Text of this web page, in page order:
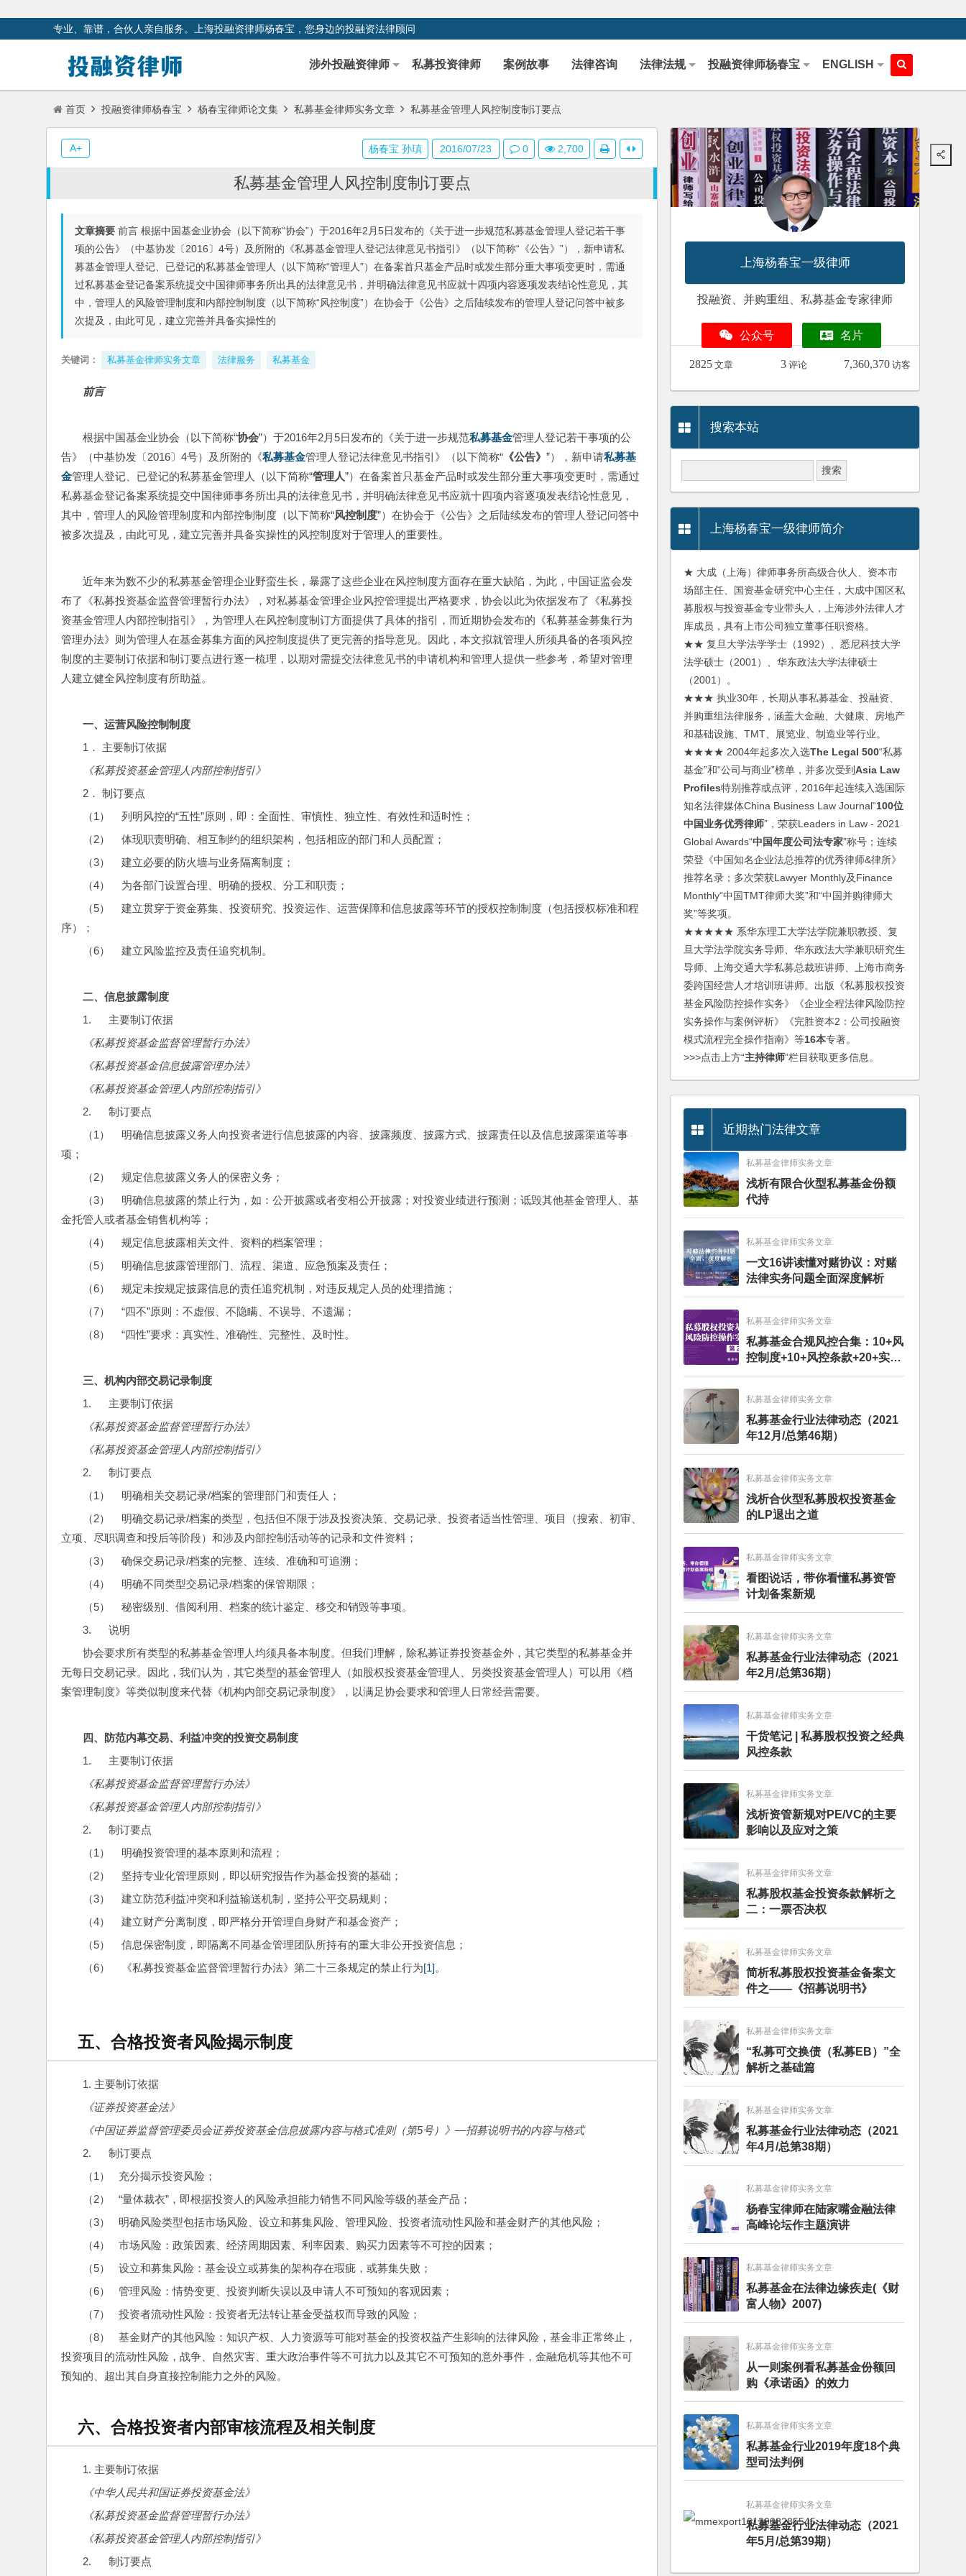
专业、靠谱，合伙人亲自服务。上海投融资律师杨春宝，您身边的投融资法律顾问
涉外投融资律师 私募投资律师 案例故事 法律咨询 法律法规 投融资律师杨春宝 ENGLISH
首页 投融资律师杨春宝 杨春宝律师论文集 私募基金律师实务文章 私募基金管理人风控制度制订要点
私募基金管理人风控制度制订要点
文章摘要 前言 根据中国基金业协会（以下简称“协会”）于2016年2月5日发布的《关于进一步规范私募基金管理人登记若干事
项的公告》（中基协发〔2016〕4号）及所附的《私募基金管理人登记法律意见书指引》（以下简称“《公告》”），新申请私
募基金管理人登记、已登记的私募基金管理人（以下简称“管理人”）在备案首只基金产品时或发生部分重大事项变更时，需通
过私募基金登记备案系统提交中国律师事务所出具的法律意见书，并明确法律意见书应就十四项内容逐项发表结论性意见，其
中，管理人的风险管理制度和内部控制制度（以下简称“风控制度”）在协会于《公告》之后陆续发布的管理人登记问答中被多
次提及，由此可见，建立完善并具备实操性的
关键词： 私募基金律师实务文章 法律服务 私募基金
前言
根据中国基金业协会（以下简称“协会”）于2016年2月5日发布的《关于进一步规范私募基金管理人登记若干事项的公
告》（中基协发〔2016〕4号）及所附的《私募基金管理人登记法律意见书指引》（以下简称“ 《公告》 ”），新申请私募基
金管理人登记、已登记的私募基金管理人（以下简称“管理人”）在备案首只基金产品时或发生部分重大事项变更时，需通过
私募基金登记备案系统提交中国律师事务所出具的法律意见书，并明确法律意见书应就十四项内容逐项发表结论性意见，
其中，管理人的风险管理制度和内部控制制度（以下简称“风控制度”）在协会于《公告》之后陆续发布的管理人登记问答中
被多次提及，由此可见，建立完善并具备实操性的风控制度对于管理人的重要性。
近年来为数不少的私募基金管理企业野蛮生长，暴露了这些企业在风控制度方面存在重大缺陷，为此，中国证监会发
布了《私募投资基金监督管理暂行办法》，对私募基金管理企业风控管理提出严格要求，协会以此为依据发布了《私募投
资基金管理人内部控制指引》，为管理人在风控制度制订方面提供了具体的指引，而近期协会发布的《私募基金募集行为
管理办法》则为管理人在基金募集方面的风控制度提供了更完善的指导意见。因此，本文拟就管理人所须具备的各项风控
制度的主要制订依据和制订要点进行逐一梳理，以期对需提交法律意见书的申请机构和管理人提供一些参考，希望对管理
人建立健全风控制度有所助益。
一、 运营风险控制制度
1． 主要制订依据
《私募投资基金管理人内部控制指引》
2． 制订要点
（1）    列明风控的“五性”原则，即：全面性、审慎性、独立性、有效性和适时性；
（2）    体现职责明确、相互制约的组织架构，包括相应的部门和人员配置；
（3）    建立必要的防火墙与业务隔离制度；
（4）    为各部门设置合理、明确的授权、分工和职责；
（5）    建立贯穿于资金募集、投资研究、投资运作、运营保障和信息披露等环节的授权控制制度（包括授权标准和程
序）；
（6）    建立风险监控及责任追究机制。
二、 信息披露制度
1.      主要制订依据
《私募投资基金监督管理暂行办法》
《私募投资基金信息披露管理办法》
《私募投资基金管理人内部控制指引》
2.      制订要点
（1）    明确信息披露义务人向投资者进行信息披露的内容、披露频度、披露方式、披露责任以及信息披露渠道等事
项；
（2）    规定信息披露义务人的保密义务；
（3）    明确信息披露的禁止行为，如：公开披露或者变相公开披露；对投资业绩进行预测；诋毁其他基金管理人、基
金托管人或者基金销售机构等；
（4）    规定信息披露相关文件、资料的档案管理；
（5）    明确信息披露管理部门、流程、渠道、应急预案及责任；
（6）    规定未按规定披露信息的责任追究机制，对违反规定人员的处理措施；
（7）    “四不”原则：不虚假、不隐瞒、不误导、不遗漏；
（8）    “四性”要求：真实性、准确性、完整性、及时性。
三、 机构内部交易记录制度
1.      主要制订依据
《私募投资基金监督管理暂行办法》
《私募投资基金管理人内部控制指引》
2.      制订要点
（1）    明确相关交易记录/档案的管理部门和责任人；
（2）    明确交易记录/档案的类型，包括但不限于涉及投资决策、交易记录、投资者适当性管理、项目（搜索、初审、
立项、尽职调查和投后等阶段）和涉及内部控制活动等的记录和文件资料；
（3）    确保交易记录/档案的完整、连续、准确和可追溯；
（4）    明确不同类型交易记录/档案的保管期限；
（5）    秘密级别、借阅利用、档案的统计鉴定、移交和销毁等事项。
3.      说明
协会要求所有类型的私募基金管理人均须具备本制度。但我们理解，除私募证券投资基金外，其它类型的私募基金并
无每日交易记录。因此，我们认为，其它类型的基金管理人（如股权投资基金管理人、另类投资基金管理人）可以用《档
案管理制度》等类似制度来代替《机构内部交易记录制度》，以满足协会要求和管理人日常经营需要。
四、
防范内幕交易、利益冲突的投资交易制度
1.      主要制订依据
《私募投资基金监督管理暂行办法》
《私募投资基金管理人内部控制指引》
2.      制订要点
（1）    明确投资管理的基本原则和流程；
（2）    坚持专业化管理原则，即以研究报告作为基金投资的基础；
（3）    建立防范利益冲突和利益输送机制，坚持公平交易规则；
（4）    建立财产分离制度，即严格分开管理自身财产和基金资产；
（5）    信息保密制度，即隔离不同基金管理团队所持有的重大非公开投资信息；
（6）    《私募投资基金监督管理暂行办法》第二十三条规定的禁止行为[1]。
五、合格投资者风险揭示制度
1. 主要制订依据
《证券投资基金法》
《中国证券监督管理委员会证券投资基金信息披露内容与格式准则（第5号）》—招募说明书的内容与格式
2.      制订要点
（1）   充分揭示投资风险；
（2）   “量体裁衣”，即根据投资人的风险承担能力销售不同风险等级的基金产品；
（3）   明确风险类型包括市场风险、设立和募集风险、管理风险、投资者流动性风险和基金财产的其他风险；
（4）   市场风险：政策因素、经济周期因素、利率因素、购买力因素等不可控的因素；
（5）   设立和募集风险：基金设立或募集的架构存在瑕疵，或募集失败；
（6）   管理风险：情势变更、投资判断失误以及申请人不可预知的客观因素；
（7）   投资者流动性风险：投资者无法转让基金受益权而导致的风险；
（8）   基金财产的其他风险：知识产权、人力资源等可能对基金的投资权益产生影响的法律风险，基金非正常终止，
投资项目的流动性风险，战争、自然灾害、重大政治事件等不可抗力以及其它不可预知的意外事件，金融危机等其他不可
预知的、超出其自身直接控制能力之外的风险。
六、合格投资者内部审核流程及相关制度
1. 主要制订依据
《中华人民共和国证券投资基金法》
《私募投资基金监督管理暂行办法》
《私募投资基金管理人内部控制指引》
2.      制订要点
杨春宝 孙瑱 2016/07/23 0 2,700
A+
上海杨春宝一级律师
投融资、并购重组、私募基金专家律师
公众号 名片
2825 文章 3 评论 7,360,370 访客
搜索本站
上海杨春宝一级律师简介
★ 大成（上海）律师事务所高级合伙人、资本市
场部主任、国资基金研究中心主任，大成中国区私
募股权与投资基金专业带头人，上海涉外法律人才
库成员，具有上市公司独立董事任职资格。
★★ 复旦大学法学学士（1992）、悉尼科技大学
法学硕士（2001）、华东政法大学法律硕士
（2001）。
★★★ 执业30年，长期从事私募基金、投融资、
并购重组法律服务，涵盖大金融、大健康、房地产
和基础设施、TMT、展览业、制造业等行业。
★★★★ 2004年起多次入选The Legal 500“私募
基金”和“公司与商业”榜单，并多次受到Asia Law
Profiles特别推荐或点评，2016年起连续入选国际
知名法律媒体China Business Law Journal“100位
中国业务优秀律师”，荣获Leaders in Law - 2021
Global Awards“中国年度公司法专家”称号；连续
荣登《中国知名企业法总推荐的优秀律师&律所》
推荐名录；多次荣获Lawyer Monthly及Finance
Monthly“中国TMT律师大奖”和“中国并购律师大
奖”等奖项。
★★★★★ 系华东理工大学法学院兼职教授、复
旦大学法学院实务导师、华东政法大学兼职研究生
导师、上海交通大学私募总裁班讲师、上海市商务
委跨国经营人才培训班讲师。出版《私募股权投资
基金风险防控操作实务》《企业全程法律风险防控
实务操作与案例评析》《完胜资本2：公司投融资
模式流程完全操作指南》等16本专著。
>>>点击上方“主持律师”栏目获取更多信息。
近期热门法律文章
私募基金律师实务文章
浅析有限合伙型私募基金份额
代持
私募基金律师实务文章
一文16讲读懂对赌协议：对赌
法律实务问题全面深度解析
私募基金律师实务文章
私募基金合规风控合集：10+风
控制度+10+风控条款+20+实务
文章+每月动态
私募基金律师实务文章
私募基金行业法律动态（2021
年12月/总第46期）
私募基金律师实务文章
浅析合伙型私募股权投资基金
的LP退出之道
私募基金律师实务文章
看图说话，带你看懂私募资管
计划备案新规
私募基金律师实务文章
私募基金行业法律动态（2021
年2月/总第36期）
私募基金律师实务文章
干货笔记 | 私募股权投资之经典
风控条款
私募基金律师实务文章
浅析资管新规对PE/VC的主要
影响以及应对之策
私募基金律师实务文章
私募股权基金投资条款解析之
二：一票否决权
私募基金律师实务文章
简析私募股权投资基金备案文
件之——《招募说明书》
私募基金律师实务文章
“私募可交换债（私募EB）”全
解析之基础篇
私募基金律师实务文章
私募基金行业法律动态（2021
年4月/总第38期）
私募基金律师实务文章
杨春宝律师在陆家嘴金融法律
高峰论坛作主题演讲
私募基金律师实务文章
私募基金在法律边缘疾走(《财
富人物》2007)
私募基金律师实务文章
从一则案例看私募基金份额回
购《承诺函》的效力
私募基金律师实务文章
私募基金行业2019年度18个典
型司法判例
私募基金律师实务文章
私募基金行业法律动态（2021
年5月/总第39期）